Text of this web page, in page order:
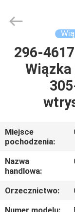
DOM
PRODUKTY
NAS
PO
FABRYCE
Management
Services
Rights
Reserved.296-
Miejsce
pochodzenia:
Nazwa
handlowa:
Orzecznictwo: